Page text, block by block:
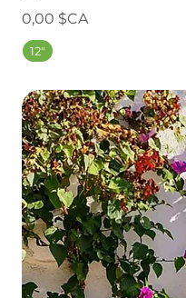
Prix
0,00 $CA
12"